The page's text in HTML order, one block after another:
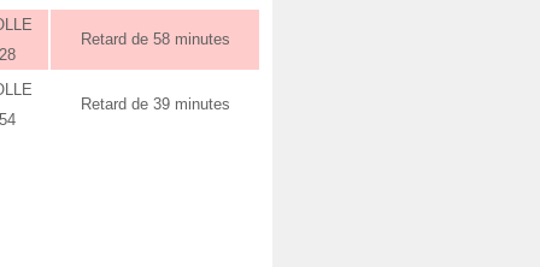
Retard de 58 minutes
Retard de 39 minutes